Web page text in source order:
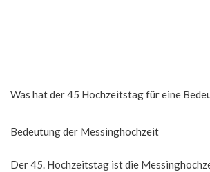
Was hat der 45 Hochzeitstag für eine
Bedeutung der Messinghochzeit
Der 45. Hochzeitstag ist die